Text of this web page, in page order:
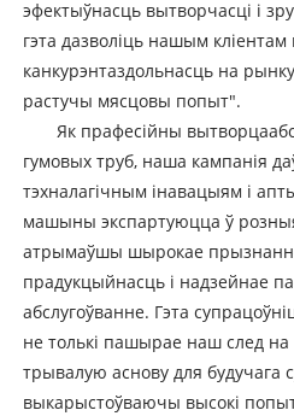
эфектыўнасць вытворчасці і
гэта дазволіць нашым кліентам
канкурэнтаздольнасць на
растучы мясцовы попыт".
Як прафесійны вытворца
гумовых труб, наша кампанія
тэхналагічным інавацыям і
машыны экспартуюцца ў
атрымаўшы шырокае
прадукцыйнасць і надзейнае
абслугоўванне. Гэта
не толькі пашырае наш след на
трывалую аснову для будучага
выкарыстоўваючы высокі